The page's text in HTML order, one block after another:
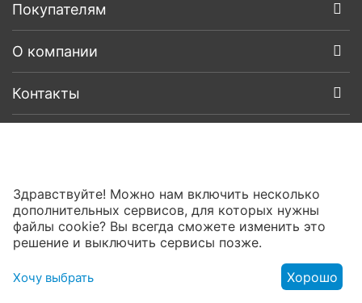
Покупателям
О компании
Контакты
Здравствуйте! Можно нам включить несколько
дополнительных сервисов, для которых нужны
файлы cookie? Вы всегда сможете изменить это
решение и выключить сервисы позже.
Хочу выбрать Хорошо